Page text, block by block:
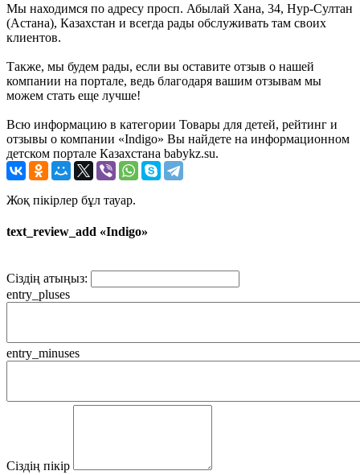
Мы находимся по адресу просп. Абылай Хана, 34, Нур-Султан
(Астана), Казахстан и всегда рады обслуживать там своих
клиентов.
Также, мы будем рады, если вы оставите отзыв о нашей
компании на портале, ведь благодаря вашим отзывам мы
можем стать еще лучше!
Всю информацию в категории Товары для детей, рейтинг и
отзывы о компании «Indigo» Вы найдете на информационном
детском портале Казахстана babykz.su.
Жоқ пікірлер бұл тауар.
text_review_add «Indigo»
Сіздің атыңыз:
entry_pluses
entry_minuses
Сіздің пікір